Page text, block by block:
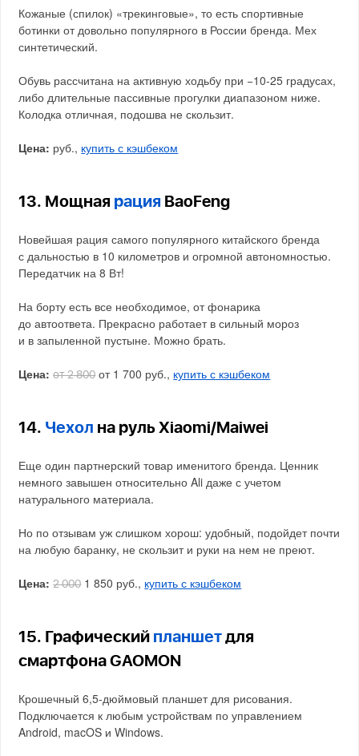
Кожаные (спилок) «трекинговые», то есть спортивные
ботинки от довольно популярного в России бренда. Мех
синтетический.
Обувь рассчитана на активную ходьбу при −10-25 градусах,
либо длительные пассивные прогулки диапазоном ниже.
Колодка отличная, подошва не скользит.
Цена: руб., купить с кэшбеком
13. Мощная рация BaoFeng
Новейшая рация самого популярного китайского бренда
с дальностью в 10 километров и огромной автономностью.
Передатчик на 8 Вт!
На борту есть все необходимое, от фонарика
до автоответа. Прекрасно работает в сильный мороз
и в запыленной пустыне. Можно брать.
Цена: от 2 800от 1 700 руб., купить с кэшбеком
14. Чехол на руль Xiaomi/Maiwei
Еще один партнерский товар именитого бренда. Ценник
немного завышен относительно Ali даже с учетом
натурального материала.
Но по отзывам уж слишком хорош: удобный, подойдет почти
на любую баранку, не скользит и руки на нем не преют.
Цена: 2 0001 850 руб., купить с кэшбеком
15. Графический планшет для
смартфона GAOMON
Крошечный 6,5-дюймовый планшет для рисования.
Подключается к любым устройствам по управлением
Android, macOS и Windows.